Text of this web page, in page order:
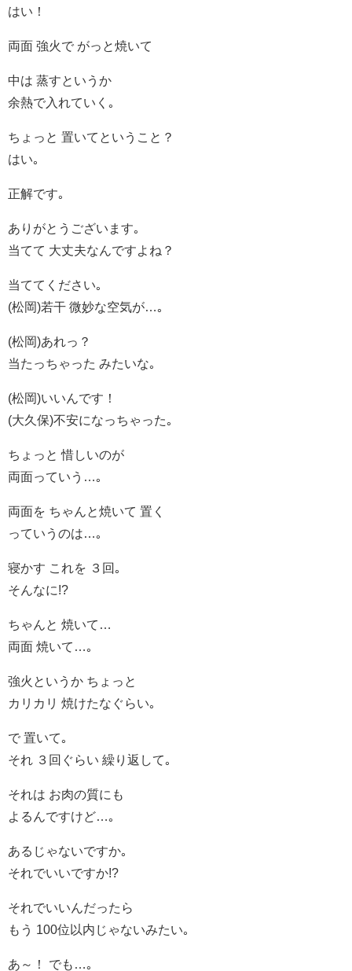
はい！
両面 強火で がっと焼いて
中は 蒸すというか
余熱で入れていく｡
ちょっと 置いてということ？
はい｡
正解です｡
ありがとうございます｡
当てて 大丈夫なんですよね？
当ててください｡
(松岡)若干 微妙な空気が…｡
(松岡)あれっ？
当たっちゃった みたいな｡
(松岡)いいんです！
(大久保)不安になっちゃった｡
ちょっと 惜しいのが
両面っていう…｡
両面を ちゃんと焼いて 置く
っていうのは…｡
寝かす これを ３回｡
そんなに!?
ちゃんと 焼いて…
両面 焼いて…｡
強火というか ちょっと
カリカリ 焼けたなぐらい｡
で 置いて｡
それ ３回ぐらい 繰り返して｡
それは お肉の質にも
よるんですけど…｡
あるじゃないですか｡
それでいいですか!?
それでいいんだったら
もう 100位以内じゃないみたい｡
あ～！ でも…｡